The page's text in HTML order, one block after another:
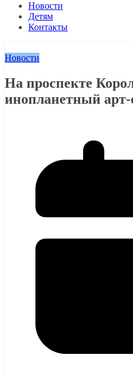
Новости
Детям
Контакты
Новости
На проспекте
инопланетный арт-